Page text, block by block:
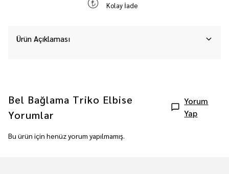
Kolay İade
Ürün Açıklaması
Bel Bağlama Triko Elbise
Yorumlar
Yorum
Yap
Bu ürün için henüz yorum yapılmamış.